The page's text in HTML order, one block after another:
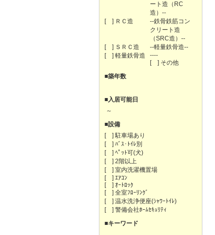
ート造（RC
造）--
[ ] ＲＣ造
--鉄骨鉄筋コン
クリート造
（SRC造）--
[ ] ＳＲＣ造
--軽量鉄骨造--
[ ] 軽量鉄骨造
----
[ ] その他
■築年数
■入居可能日
～
■設備
[ ] 駐車場あり
[ ] ﾊﾞｽ･ﾄｲﾚ別
[ ] ﾍﾟｯﾄ可(犬)
[ ] 2階以上
[ ] 室内洗濯機置場
[ ] ｴｱｺﾝ
[ ] ｵｰﾄﾛｯｸ
[ ] 全室ﾌﾛｰﾘﾝｸﾞ
[ ] 温水洗浄便座(ｼｬﾜｰﾄｲﾚ)
[ ] 警備会社ﾎｰﾑｾｷｭﾘﾃｨ
■キーワード